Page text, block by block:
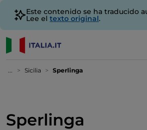
Este contenido se ha traducido
Lee el texto original.
... Sicilia Sperlinga
Sperlinga